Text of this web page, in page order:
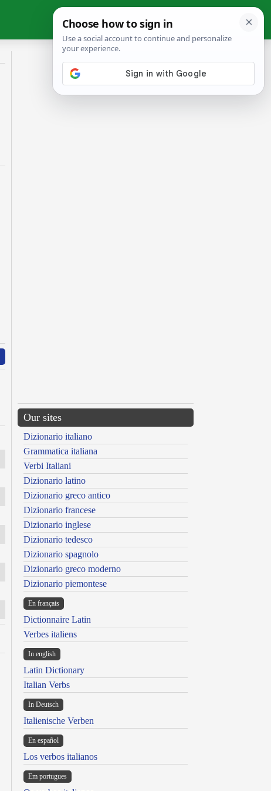
Our sites
Dizionario italiano
Grammatica italiana
Verbi Italiani
Dizionario latino
Dizionario greco antico
Dizionario francese
Dizionario inglese
Dizionario tedesco
Dizionario spagnolo
Dizionario greco moderno
Dizionario piemontese
En français
Dictionnaire Latin
Verbes italiens
In english
Latin Dictionary
Italian Verbs
In Deutsch
Italienische Verben
En español
Los verbos italianos
Em portugues